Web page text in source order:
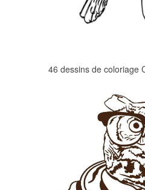
46 dessins de coloriage